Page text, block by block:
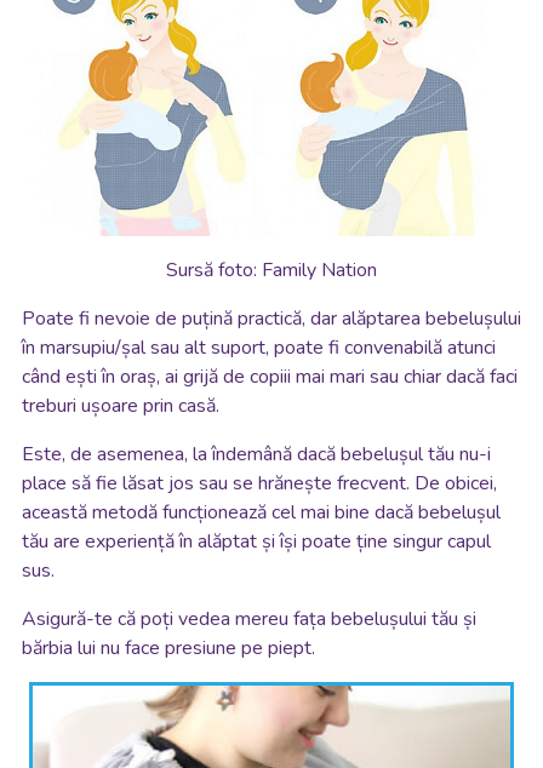
Sursă foto: Family Nation
Poate fi nevoie de puțină practică, dar alăptarea bebelușului
în marsupiu/șal sau alt suport, poate fi convenabilă atunci
când ești în oraș, ai grijă de copiii mai mari sau chiar dacă faci
treburi ușoare prin casă.
Este, de asemenea, la îndemână dacă bebelușul tău nu-i
place să fie lăsat jos sau se hrănește frecvent. De obicei,
această metodă funcționează cel mai bine dacă bebelușul
tău are experiență în alăptat și își poate ține singur capul
sus.
Asigură-te că poți vedea mereu fața bebelușului tău și
bărbia lui nu face presiune pe piept.